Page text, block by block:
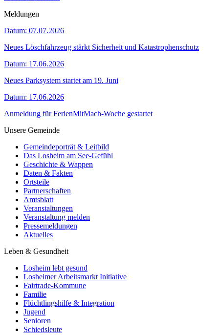
Meldungen
Datum: 07.07.2026
Neues Löschfahrzeug stärkt Sicherheit und Katastrophenschutz
Datum: 17.06.2026
Neues Parksystem startet am 19. Juni
Datum: 17.06.2026
Anmeldung für FerienMitMach-Woche gestartet
Unsere Gemeinde
Gemeindeporträt & Leitbild
Das Losheim am See-Gefühl
Geschichte & Wappen
Daten & Fakten
Ortsteile
Partnerschaften
Amtsblatt
Veranstaltungen
Veranstaltung melden
Pressemeldungen
Aktuelles
Leben & Gesundheit
Losheim lebt gesund
Losheimer Arbeitsmarkt Initiative
Fairtrade-Kommune
Familie
Flüchtlingshilfe & Integration
Jugend
Senioren
Schiedsleute